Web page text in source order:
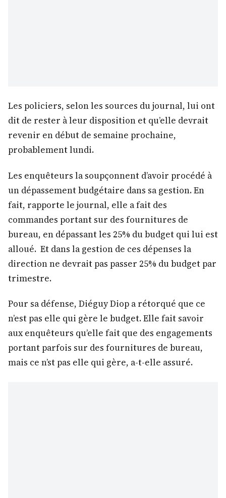
Les policiers, selon les sources du journal, lui ont
dit de rester à leur disposition et qu’elle devrait
revenir en début de semaine prochaine,
probablement lundi.
Les enquêteurs la soupçonnent d’avoir procédé à
un dépassement budgétaire dans sa gestion. En
fait, rapporte le journal, elle a fait des
commandes portant sur des fournitures de
bureau, en dépassant les 25% du budget qui lui est
alloué. Et dans la gestion de ces dépenses la
direction ne devrait pas passer 25% du budget par
trimestre.
Pour sa défense, Diéguy Diop a rétorqué que ce
n’est pas elle qui gère le budget. Elle fait savoir
aux enquêteurs qu’elle fait que des engagements
portant parfois sur des fournitures de bureau,
mais ce n’st pas elle qui gère, a-t-elle assuré.